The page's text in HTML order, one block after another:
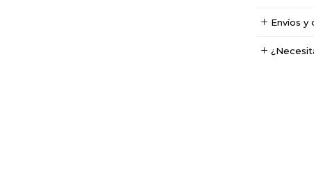
Envíos y